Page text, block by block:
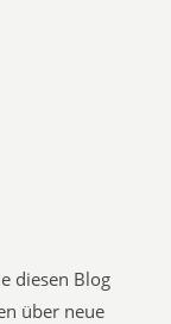
diesen Blog
über neue